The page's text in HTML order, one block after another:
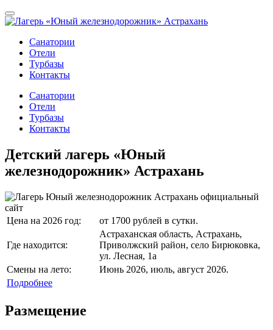
Санатории
Отели
Турбазы
Контакты
Санатории
Отели
Турбазы
Контакты
Детский лагерь «Юный
железнодорожник» Астрахань
Цена на 2026 год: от 1700 рублей в сутки.
Где находится:
Астраханская область, Астрахань,
Приволжский район, село Бирюковка,
ул. Лесная, 1а
Смены на лето:
Июнь 2026, июль, август 2026.
Подробнее
Размещение